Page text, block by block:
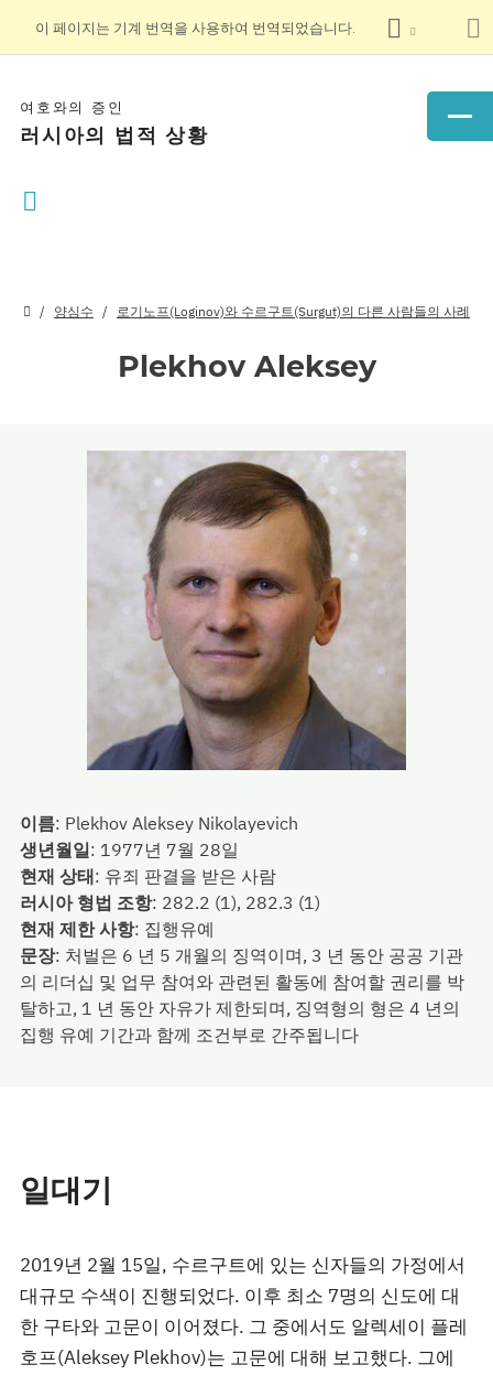
이 페이지는 기계 번역을 사용하여 번역되었습니다.
여호와의 증인
러시아의 법적 상황
양심수 로기노프(Loginov)와 수르구트(Surgut)의 다른 사람들의 사례
Plekhov Aleksey
이름: Plekhov Aleksey Nikolayevich
생년월일: 1977년 7월 28일
현재 상태: 유죄 판결을 받은 사람
러시아 형법 조항: 282.2 (1), 282.3 (1)
현재 제한 사항: 집행유예
문장: 처벌은 6 년 5 개월의 징역이며, 3 년 동안 공공 기관
의 리더십 및 업무 참여와 관련된 활동에 참여할 권리를 박
탈하고, 1 년 동안 자유가 제한되며, 징역형의 형은 4 년의
집행 유예 기간과 함께 조건부로 간주됩니다
일대기
2019년 2월 15일, 수르구트에 있는 신자들의 가정에서
대규모 수색이 진행되었다. 이후 최소 7명의 신도에 대
한 구타와 고문이 이어졌다. 그 중에서도 알렉세이 플레
호프(Aleksey Plekhov)는 고문에 대해 보고했다. 그에